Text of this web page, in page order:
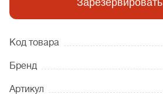
Зарезервировать
Код товара
Бренд
Артикул